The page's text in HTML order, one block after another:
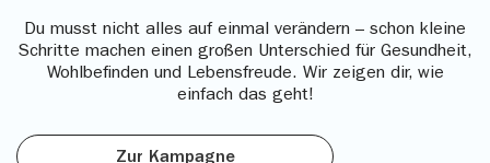
Du musst nicht alles auf einmal verändern – schon kleine
Schritte machen einen großen Unterschied für Gesundheit,
Wohlbefinden und Lebensfreude. Wir zeigen dir, wie
einfach das geht!
Zur Kampagne